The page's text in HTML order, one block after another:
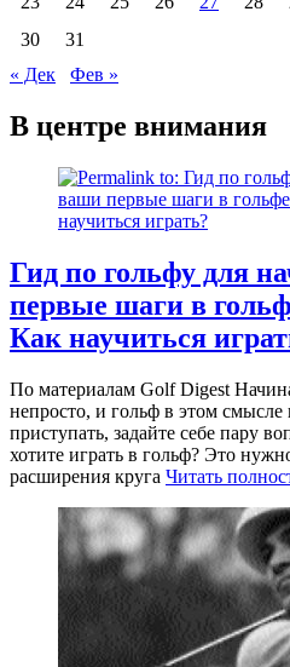
30
31
« Дек
Фев »
В центре внимания
Гид по гольфу для
первые шаги в
Как научиться
По материалам Golf Digest
непросто, и гольф в этом
приступать, задайте себе пару
хотите играть в гольф? Это
расширения круга Читать